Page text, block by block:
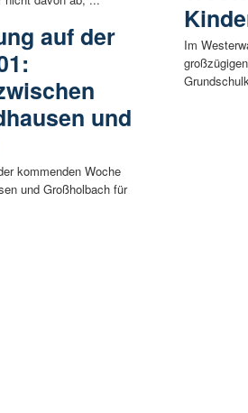
auf der
und
kommenden Woche
und Großholbach für
Im